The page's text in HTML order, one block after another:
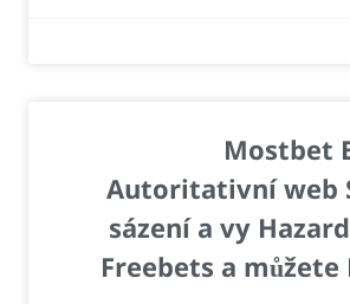
Mostbet
Autoritativní web
sázení a vy
Freebets a můžete